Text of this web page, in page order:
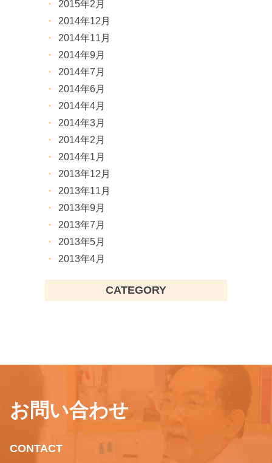
2015年2月
2014年12月
2014年11月
2014年9月
2014年7月
2014年6月
2014年4月
2014年3月
2014年2月
2014年1月
2013年12月
2013年11月
2013年9月
2013年7月
2013年5月
2013年4月
CATEGORY
お問い合わせ
CONTACT